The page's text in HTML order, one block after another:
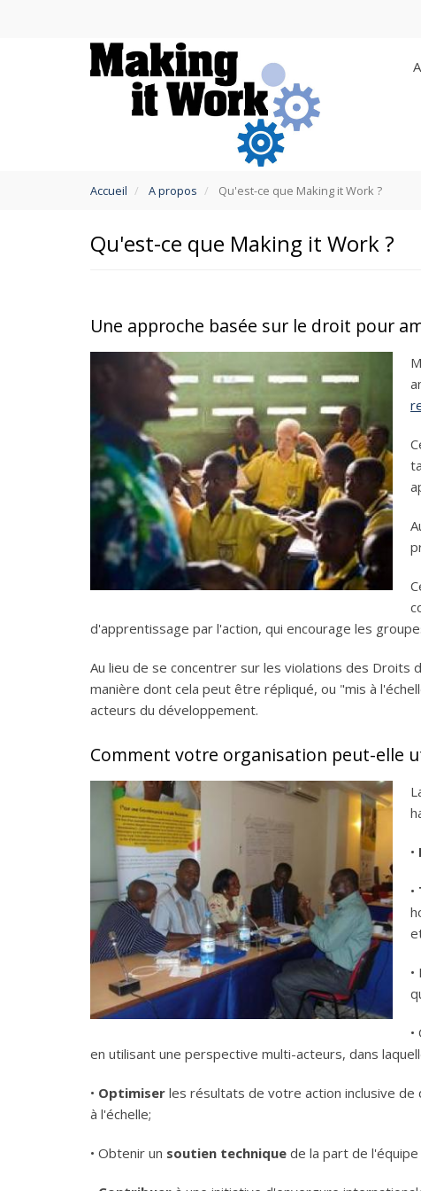
are
Accueil A propos Qu'est-ce que Making it Work ?
Qu'est-ce que Making it Work ?
Une approche basée sur le droit pour
d'apprentissage par l'action, qui encourage les
Au lieu de se concentrer sur les violations des
manière dont cela peut être répliqué, ou "mis à
acteurs du développement.
Comment votre organisation peut-elle
•
•
en utilisant une perspective multi-acteurs, dans
• Optimiser les résultats de votre action inclusive
à l'échelle;
• Obtenir un soutien technique de la part de